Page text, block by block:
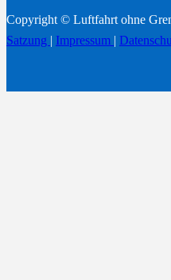
Copyright © Luftfahrt ohne
Satzung | Impressum |